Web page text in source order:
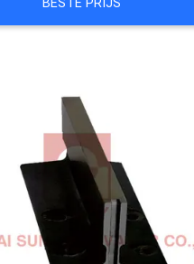
BESTE PRIJS